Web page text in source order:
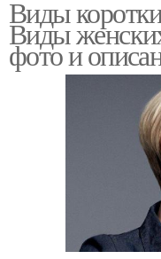
Виды
Виды
фото и